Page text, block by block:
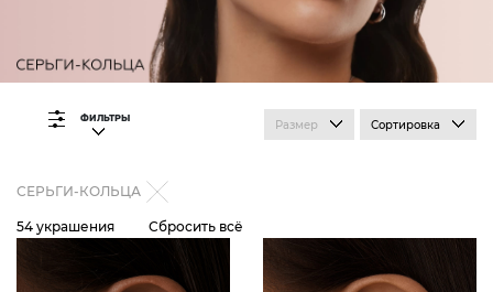
ФИЛЬТРЫ Размер Сортировка
СЕРЬГИ-КОЛЬЦА
54 украшения Сбросить всё